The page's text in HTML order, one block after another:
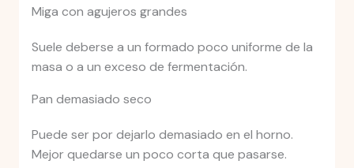
Miga con agujeros grandes
Suele deberse a un formado poco uniforme de la
masa o a un exceso de fermentación.
Pan demasiado seco
Puede ser por dejarlo demasiado en el horno.
Mejor quedarse un poco corta que pasarse.